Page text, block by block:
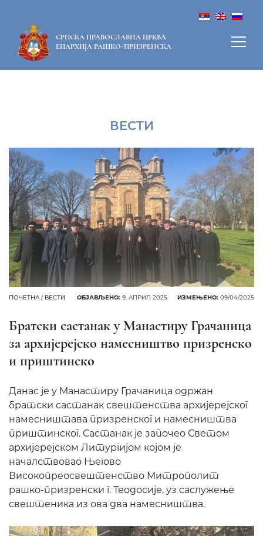
СРПСКА ПРАВОСЛАВНА ЦРКВА
ЕПАРХИЈА РАШКО-ПРИЗРЕНСКА
ВЕСТИ
ПОЧЕТНА / ВЕСТИ ОБЈАВЉЕНО: 9. АПРИЛ 2025. ИЗМЕЊЕНО: 09/04/2025
Братски састанак у Манастиру Грачаница
за архијерејско намесништво призренско
и приштинско
Данас је у Манастиру Грачаница одржан
братски састанак свештенства архијерејског
намесништава призренског и намесништва
приштинског. Састанак је започео Светом
архијерејском Литургијом којом је
началствовао Његово
Високопреосвештенство Митрополит
рашко-призренски г. Теодосије, уз саслужење
свештеника из ова два намесништва.